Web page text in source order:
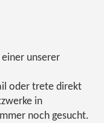
unserer
oder trete direkt
in
noch gesucht.